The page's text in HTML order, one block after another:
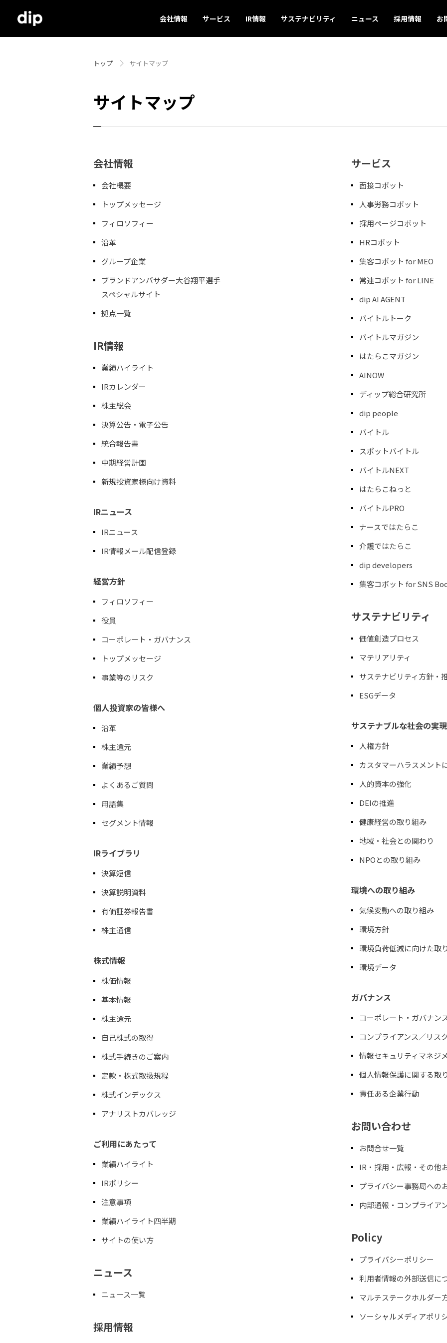
会社情報 サービス IR情報 サステナビリティ ニュース 採用情報 お
トップ サイトマップ
サイトマップ
会社情報
会社概要
トップメッセージ
フィロソフィー
沿革
グループ企業
ブランドアンバサダー大谷翔平選手
スペシャルサイト
拠点一覧
IR情報
業績ハイライト
IRカレンダー
株主総会
決算公告・電子公告
統合報告書
中期経営計画
新規投資家様向け資料
IRニュース
IRニュース
IR情報メール配信登録
経営方針
フィロソフィー
役員
コーポレート・ガバナンス
トップメッセージ
事業等のリスク
個人投資家の皆様へ
沿革
株主還元
業績予想
よくあるご質問
用語集
セグメント情報
IRライブラリ
決算短信
決算説明資料
有価証券報告書
株主通信
株式情報
株価情報
基本情報
株主還元
自己株式の取得
株式手続きのご案内
定款・株式取扱規程
株式インデックス
アナリストカバレッジ
ご利用にあたって
業績ハイライト
IRポリシー
注意事項
業績ハイライト四半期
サイトの使い方
ニュース
ニュース一覧
採用情報
サービス
面接コボット
人事労務コボット​
採用ページコボット​
HRコボット
集客コボット for MEO
常連コボット for LINE​
dip AI AGENT
バイトルトーク
バイトルマガジン
はたらこマガジン
AINOW
ディップ総合研究所
dip people
バイトル
スポットバイトル
バイトルNEXT
はたらこねっと
バイトルPRO
ナースではたらこ
介護ではたらこ
dip developers
集客コボット for SNS
サステナビリティ
価値創造プロセス
マテリアリティ
サステナビリティ方針・
ESGデータ
サステナブルな社会の実
人権方針
カスタマーハラスメント
人的資本の強化
DEIの推進
健康経営の取り組み
地域・社会との関わり
NPOとの取り組み
環境への取り組み
気候変動への取り組み
環境方針
環境負荷低減に向けた取
環境データ
ガバナンス
コーポレート・ガバナン
コンプライアンス／リス
情報セキュリティマネジ
個人情報保護に関する取
責任ある企業行動
お問い合わせ
お問合せ一覧
IR・採用・広報・その他
プライバシー事務局への
内部通報・コンプライア
Policy
プライバシーポリシー
利用者情報の外部送信に
マルチステークホルダー
ソーシャルメディアポリ